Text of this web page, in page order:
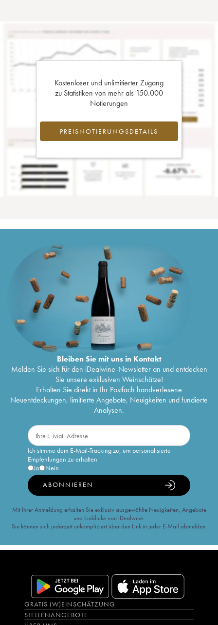
Kostenloser und unlimitierter Zugang
zu Statistiken von mehr als 150.000
Notierungen
PREISNOTIERUNGSDETAILS
Bleiben Sie mit uns in Kontakt
Melden Sie sich für den iDealwine-Newsletter an und entdecken
Sie unsere exklusiven Weinschätze!
Erhalten Sie direkt in Ihr Postfach handverlesene
Neuentdeckungen, limitierte Angebote, Neuigkeiten und fundierte
Analysen.
Ich stimme dem E-Mail-Tracking zu, um personalisierte
Empfehlungen zu erhalten
Ja
Nein
ABONNIEREN
Mit Ihrer Anmeldung erhalten Sie exklusiv ausgewählte Neuigkeiten, Angebote
und Einblicke von iDealwine.
Sie können sich jederzeit unkompliziert über den Link in jeder E-Mail abmelden.
GRATIS (W)EINSCHÄTZUNG
STELLENANGEBOTE